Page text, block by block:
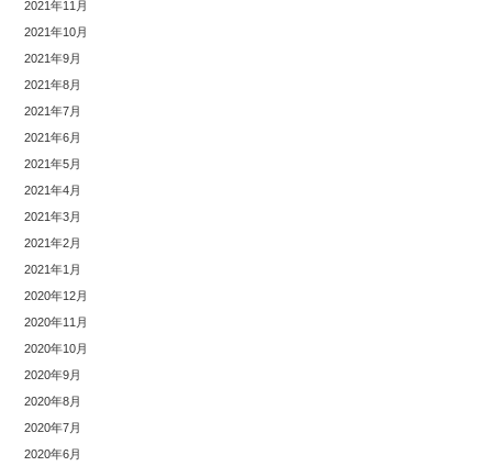
2021年11月
2021年10月
2021年9月
2021年8月
2021年7月
2021年6月
2021年5月
2021年4月
2021年3月
2021年2月
2021年1月
2020年12月
2020年11月
2020年10月
2020年9月
2020年8月
2020年7月
2020年6月